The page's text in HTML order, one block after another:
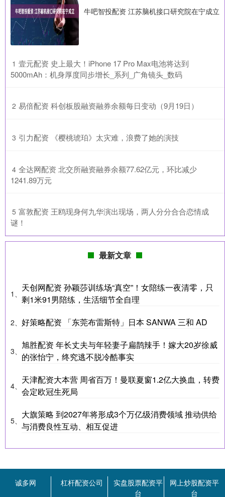
牛吧智投配资 江苏脑机接口研究院在宁成立
1 ​壹元配资 史上最大！iPhone 17 Pro Max电池将达到
5000mAh：机身厚度同步增长_系列_广角镜头_数码
2 ​易倍配资 科创板股融资融券余额每日变动（9月19日）
3 ​引力配资 《樱桃琥珀》太灾难，浪费了她的演技
4 ​全达网配资 北交所融资融券余额77.62亿元，环比减少
1241.89万元
5 ​富敦配资 王鸥现身何九华演出现场，两人分分合合恋情成
谜！
最新文章
1、
天创网配资 孙颖莎训练场“真空”！女陪练一夜清零，只
剩1米91男陪练，生活细节全自理
2、 好策略配资 「东莞布雷斯特」日本 SANWA 三和 AD
3、
旭胜配资 年长丈夫与年轻妻子扁鹊辣手！嫁大20岁徐威
的张怡宁，终究逃不脱冷酷事实
4、
天津配资大本营 周省百万！曼联夏窗1.2亿大换血，转费
会定欧冠生死局
5、
大旗策略 到2027年将形成3个万亿级消费领域 推动供给
与消费良性互动、相互促进
诚多网 杠杆配资公司
实盘股票配资平
台
网上炒股配资平
台